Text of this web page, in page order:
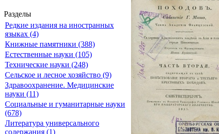
Разделы
Редкие издания на иностранных
языках (4)
Книжные памятники (388)
Естественные науки (105)
Технические науки (248)
Сельское и лесное хозяйство (9)
Здравоохранение. Медицинские
науки (11)
Социальные и гуманитарные науки
(678)
Литература универсального
содержания (1)